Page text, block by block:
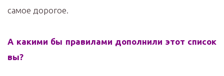
самое дорогое.
А какими бы правилами дополнили этот список
вы?